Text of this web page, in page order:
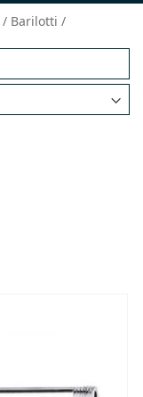
Barilotti